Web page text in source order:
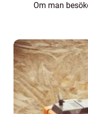
Om man
...